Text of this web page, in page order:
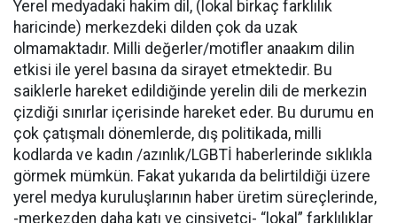
Yerel medyadaki hakim dil, (lokal birkaç farklılık
haricinde) merkezdeki dilden çok da uzak
olmamaktadır. Milli değerler/motifler anaakım dilin
etkisi ile yerel basına da sirayet etmektedir. Bu
saiklerle hareket edildiğinde yerelin dili de merkezin
çizdiği sınırlar içerisinde hareket eder. Bu durumu en
çok çatışmalı dönemlerde, dış politikada, milli
kodlarda ve kadın /azınlık/LGBTİ haberlerinde sıklıkla
görmek mümkün. Fakat yukarıda da belirtildiği üzere
yerel medya kuruluşlarının haber üretim süreçlerinde,
-merkezden daha katı ve cinsiyetçi- “lokal” farklılıklar